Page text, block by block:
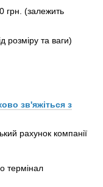
грн. (залежить
розміру та ваги)
зв'яжіться з
рахунок компанії
термінал